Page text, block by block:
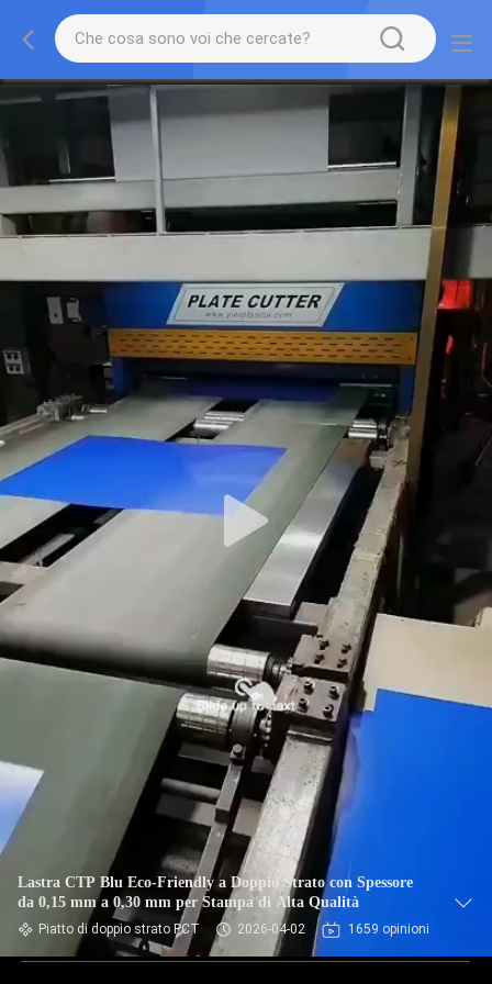
Lastra CTP Blu Eco-Friendly a Doppio Strato con Spessore
da 0,15 mm a 0,30 mm per Stampa di Alta Qualità
Piatto di doppio strato PCT 2026-04-02 1659 opinioni